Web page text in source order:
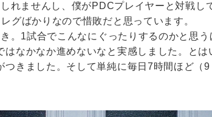
れませんし、僕がPDCプレイヤーと対戦し
グばかりなので惜敗だと思っています。
。1試合でこんなにぐったりするのかと思
なかなか進めないなと実感しました。と
きました。そして単純に毎日7時間ほど（